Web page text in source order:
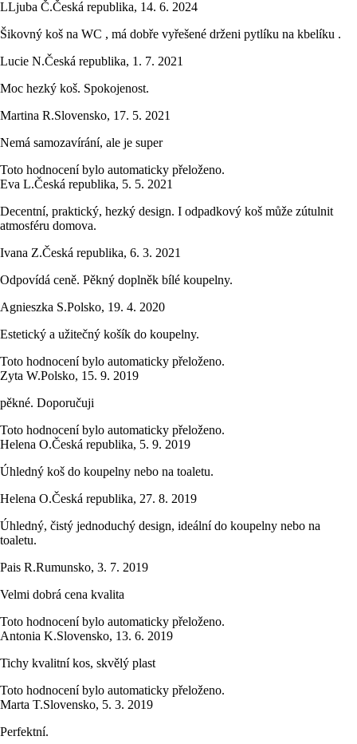
LLjuba Č.Česká republika, 14. 6. 2024
Šikovný koš na WC , má dobře vyřešené drženi pytlíku na kbelíku .
Lucie N.Česká republika, 1. 7. 2021
Moc hezký koš. Spokojenost.
Martina R.Slovensko, 17. 5. 2021
Nemá samozavírání, ale je super
Toto hodnocení bylo automaticky přeloženo.
Eva L.Česká republika, 5. 5. 2021
Decentní, praktický, hezký design. I odpadkový koš může zútulnit
atmosféru domova.
Ivana Z.Česká republika, 6. 3. 2021
Odpovídá ceně. Pěkný doplněk bílé koupelny.
Agnieszka S.Polsko, 19. 4. 2020
Estetický a užitečný košík do koupelny.
Toto hodnocení bylo automaticky přeloženo.
Zyta W.Polsko, 15. 9. 2019
pěkné. Doporučuji
Toto hodnocení bylo automaticky přeloženo.
Helena O.Česká republika, 5. 9. 2019
Úhledný koš do koupelny nebo na toaletu.
Helena O.Česká republika, 27. 8. 2019
Úhledný, čistý jednoduchý design, ideální do koupelny nebo na
toaletu.
Pais R.Rumunsko, 3. 7. 2019
Velmi dobrá cena kvalita
Toto hodnocení bylo automaticky přeloženo.
Antonia K.Slovensko, 13. 6. 2019
Tichy kvalitní kos, skvělý plast
Toto hodnocení bylo automaticky přeloženo.
Marta T.Slovensko, 5. 3. 2019
Perfektní.